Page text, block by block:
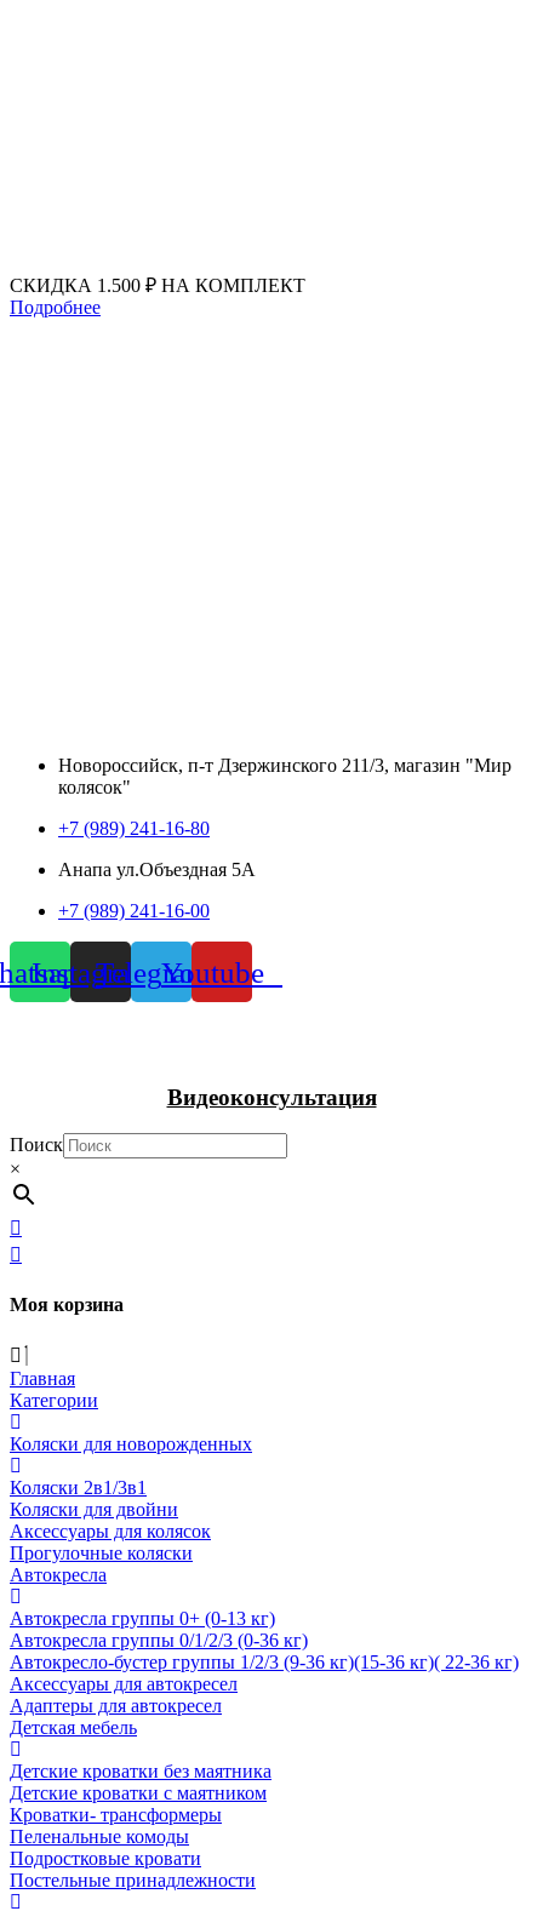
СКИДКА 1.500 ₽ НА КОМПЛЕКТ
Подробнее
Новороссийск, п-т Дзержинского 211/3, магазин "Мир
колясок"
+7 (989) 241-16-80
Анапа ул.Объездная 5А
+7 (989) 241-16-00
InstagramTelegramYoutube
Видеоконсультация
Поиск
×
Моя корзина
Главная
Категории
Коляски для новорожденных
Коляски 2в1/3в1
Коляски для двойни
Аксессуары для колясок
Прогулочные коляски
Автокресла
Автокресла группы 0+ (0-13 кг)
Автокресла группы 0/1/2/3 (0-36 кг)
Автокресло-бустер группы 1/2/3 (9-36 кг)(15-36 кг)( 22-36 кг)
Аксессуары для автокресел
Адаптеры для автокресел
Детская мебель
Детские кроватки без маятника
Детские кроватки с маятником
Кроватки- трансформеры
Пеленальные комоды
Подростковые кровати
Постельные принадлежности